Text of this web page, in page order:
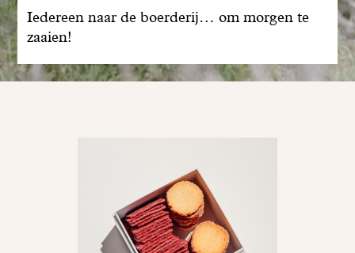
Iedereen naar de boerderij… om morgen te
zaaien!